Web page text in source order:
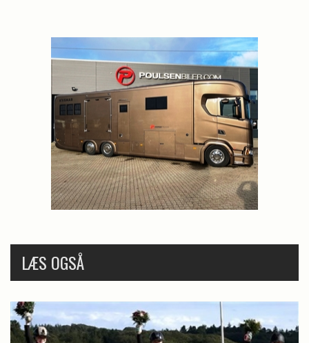
LÆS OGSÅ